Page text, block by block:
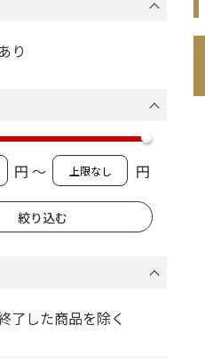
り
円 ～ 円
了した商品を除く